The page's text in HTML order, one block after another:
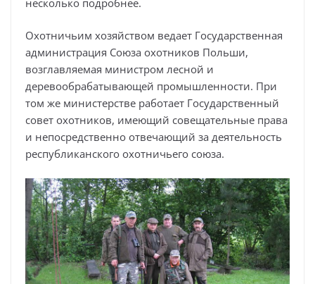
Охотничьим хозяйством ведает Государственная
администрация Союза охотников Польши,
возглавляемая министром лесной и
деревообрабатывающей промышленности. При
том же министерстве работает Государственный
совет охотников, имеющий совещательные права
и непосредственно отвечающий за деятельность
республиканского охотничьего союза.